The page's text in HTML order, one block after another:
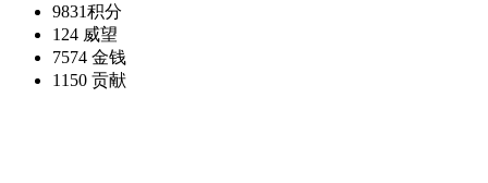
9831积分
124 威望
7574 金钱
1150 贡献